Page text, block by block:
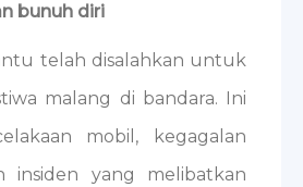
bunuh diri
telah disalahkan untuk
malang di bandara. Ini
mobil, kegagalan
insiden yang melibatkan